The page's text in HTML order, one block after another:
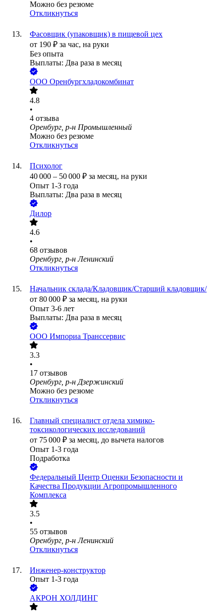
Можно без резюме
Откликнуться
Фасовщик (упаковщик) в пищевой цех
от 190 ₽ за час, на руки
Без опыта
Выплаты: Два раза в месяц
ООО Оренбургхладокомбинат
4.8
•
4 отзыва
Оренбург, р-н Промышленный
Можно без резюме
Откликнуться
Психолог
40 000 – 50 000 ₽ за месяц, на руки
Опыт 1-3 года
Выплаты: Два раза в месяц
Дилор
4.6
•
68 отзывов
Оренбург, р-н Ленинский
Откликнуться
Начальник склада/Кладовщик/Старший кладовщик/
от 80 000 ₽ за месяц, на руки
Опыт 3-6 лет
Выплаты: Два раза в месяц
ООО Импориа Транссервис
3.3
•
17 отзывов
Оренбург, р-н Дзержинский
Можно без резюме
Откликнуться
Главный специалист отдела химико-
токсикологических исследований
от 75 000 ₽ за месяц, до вычета налогов
Опыт 1-3 года
Подработка
Федеральный Центр Оценки Безопасности и
Качества Продукции Агропромышленного
Комплекса
3.5
•
55 отзывов
Оренбург, р-н Ленинский
Откликнуться
Инженер-конструктор
Опыт 1-3 года
АКРОН ХОЛДИНГ